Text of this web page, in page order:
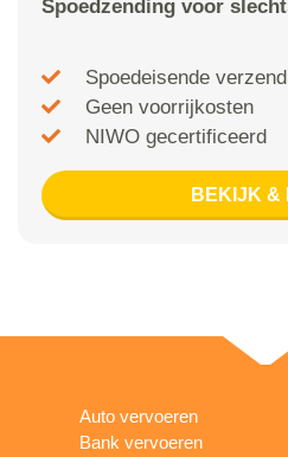
Spoedzending voor
Spoedeisende
Geen voorrijkosten
NIWO gecertificeerd
BEKIJK &
Auto vervoeren
Bank vervoeren